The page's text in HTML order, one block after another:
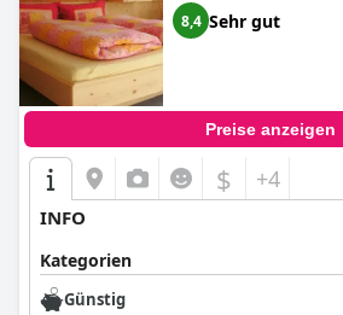
8,4 Sehr gut
Preise anzeigen
$ +4
INFO
Kategorien
Günstig